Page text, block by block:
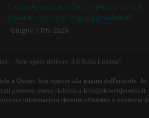
Paolo Avanzi artista: un percorso tra
pittura, ricerca e linguaggi culturali
Giugno 17th, 2026
- Non opere derivate 3.0 Italia License".
a Questo Sito oppure alla pagina dell'articolo. In
possono essere richiesti a info@sitiwebjoomla.it.
informazioni ritenute offensive o contrarie al